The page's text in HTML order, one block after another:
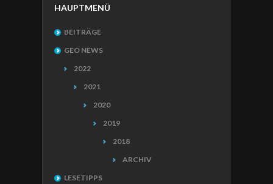
HAUPTMENÜ
BEITRÄGE
GEO NEWS
2022
2021
2020
2019
2018
ARCHIV
LESETIPPS